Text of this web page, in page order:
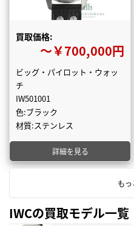
買取価格:
〜￥700,000円
ビッグ・パイロット・ウォッ
チ
IW501001
色:ブラック
材質:ステンレス
詳細を見る
も
IWCの買取モデル一覧